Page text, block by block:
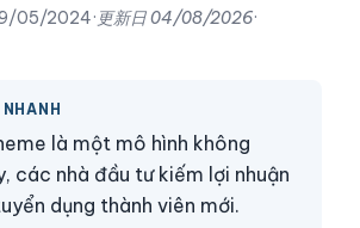
05/2024· 更新日04/08/2026·
là một mô hình không
các nhà đầu tư kiếm lợi nhuận
dụng thành viên mới.